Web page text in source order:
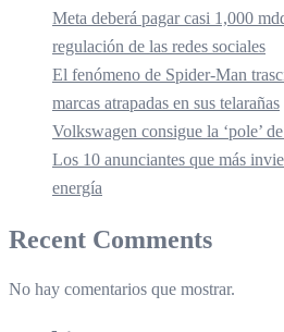
Meta deberá pagar casi 1,000
regulación de las redes sociales
El fenómeno de Spider-Man
marcas atrapadas en sus telarañas
Volkswagen consigue la ‘pole’
Los 10 anunciantes que más
energía
Recent Comments
No hay comentarios que mostrar.